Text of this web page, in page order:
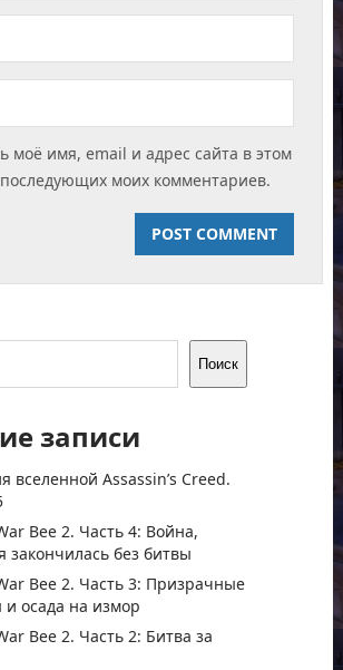
моё имя, email и адрес сайта в этом
моих комментариев.
Поиск
записи
вселенной Assassin’s Creed.
Bee 2. Часть 4: Война,
закончилась без битвы
Bee 2. Часть 3: Призрачные
и осада на измор
Bee 2. Часть 2: Битва за